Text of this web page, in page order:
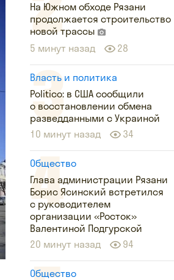
На Южном обходе Рязани
продолжается строительство
новой трассы
5 минут назад
28
Власть и политика
Politico: в США сообщили
о восстановлении обмена
разведданными с Украиной
10 минут назад
34
Общество
Глава администрации Рязани
Борис Ясинский встретился
с руководителем
организации «Росток»
Валентиной Подгурской
20 минут назад
94
Общество